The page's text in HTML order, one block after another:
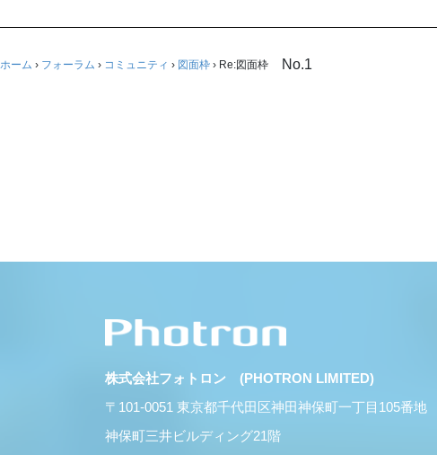
ホーム › フォーラム › コミュニティ › 図面枠 › Re:図面枠 No.1
株式会社フォトロン (PHOTRON LIMITED)
〒101-0051 東京都千代田区神田神保町一丁目105番地
神保町三井ビルディング21階